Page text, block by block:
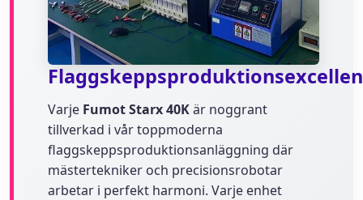
Varje Fumot Starx 40Kär noggrant
tillverkad i vår toppmoderna
flaggskeppsproduktionsanläggning där
mästertekniker och precisionsrobotar
arbetar i perfekt harmoni. Varje enhet